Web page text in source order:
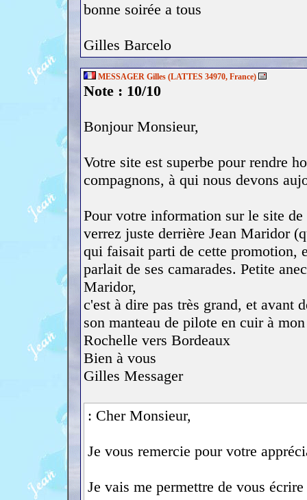
bonne soirée a tous
Gilles Barcelo
MESSAGER Gilles (LATTES 34970, France)
Note : 10/10
Bonjour Monsieur,
Votre site est superbe pour rendre
compagnons, à qui nous devons
Pour votre information sur le site
verrez juste derrière Jean Maridor
qui faisait parti de cette promotion,
parlait de ses camarades. Petite
Maridor,
c'est à dire pas très grand, et avant
son manteau de pilote en cuir à
Rochelle vers Bordeaux
Bien à vous
Gilles Messager
: Cher Monsieur,
Je vous remercie pour votre
Je vais me permettre de vous